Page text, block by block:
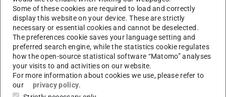
wurden Eindrücke und Erfahrungen ausgetauscht.
Some of these cookies are required to load and correctly
display this website on your device. These are strictly
necessary or essential cookies and cannot be deselected.
The preferences cookie saves your language setting and
preferred search engine, while the statistics cookie regulates
how the open-source statistical software “Matomo” analyses
your visits to and activities on our website.
For more information about cookies we use, please refer to
our
privacy policy.